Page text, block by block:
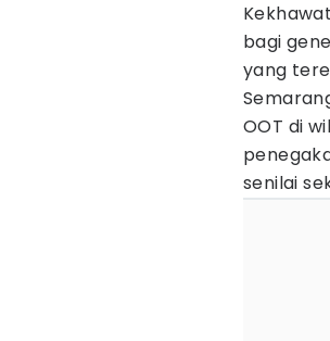
bagi
yang
OOT di
senilai